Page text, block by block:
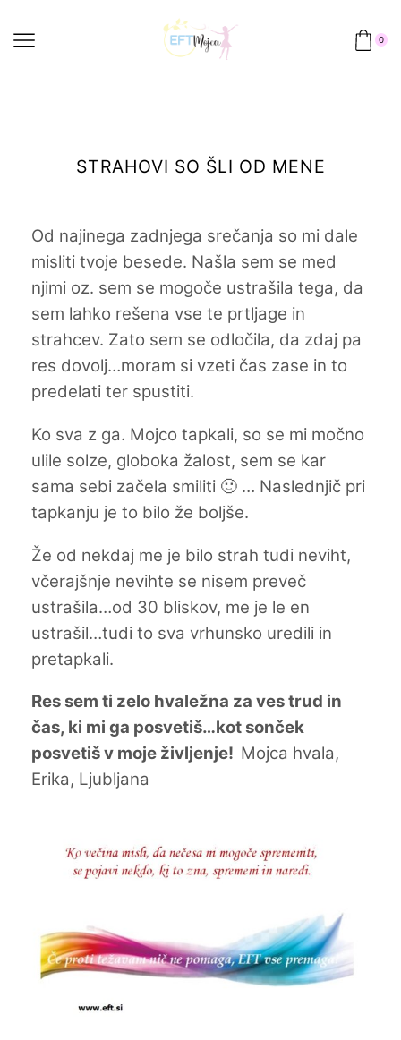
0
STRAHOVI SO ŠLI OD MENE
Od najinega zadnjega srečanja so mi dale
misliti tvoje besede. Našla sem se med
njimi oz. sem se mogoče ustrašila tega, da
sem lahko rešena vse te prtljage in
strahcev. Zato sem se odločila, da zdaj pa
res dovolj…moram si vzeti čas zase in to
predelati ter spustiti.
Ko sva z ga. Mojco tapkali, so se mi močno
ulile solze, globoka žalost, sem se kar
sama sebi začela smiliti 🙂 … Naslednjič pri
tapkanju je to bilo že boljše.
Že od nekdaj me je bilo strah tudi neviht,
včerajšnje nevihte se nisem preveč
ustrašila…od 30 bliskov, me je le en
ustrašil…tudi to sva vrhunsko uredili in
pretapkali.
Res sem ti zelo hvaležna za ves trud in
čas, ki mi ga posvetiš…kot sonček
posvetiš v moje življenje! Mojca hvala,
Erika, Ljubljana